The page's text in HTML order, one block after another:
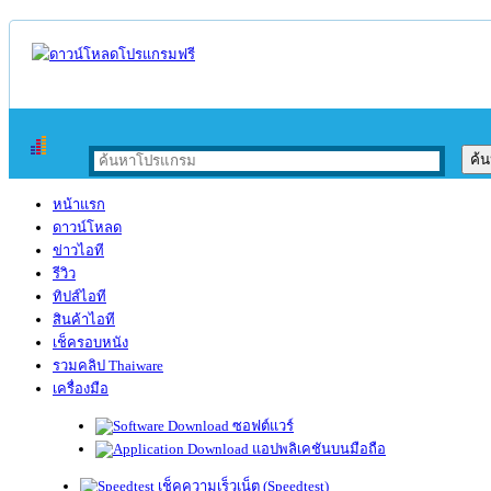
หน้าแรก
ดาวน์โหลด
ข่าวไอที
รีวิว
ทิปส์ไอที
สินค้าไอที
เช็ครอบหนัง
รวมคลิป Thaiware
เครื่องมือ
ซอฟต์แวร์
แอปพลิเคชันบนมือถือ
เช็คความเร็วเน็ต (Speedtest)